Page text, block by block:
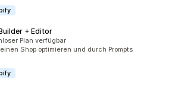
+ Editor
Plan verfügbar
Shop optimieren und durch Prompts